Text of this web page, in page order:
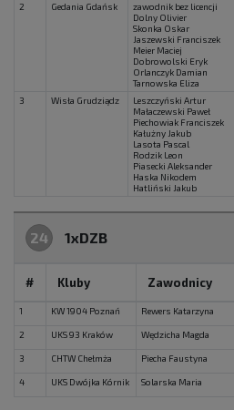
2 Gedania Gdańsk
zawodnik bez licencji
Dolny Olivier
Skonka Oskar
Jaszewski Franciszek
Meier Maciej
Dobrowolski Eryk
Orlanczyk Damian
Tarnowska Eliza
3 Wisła Grudziądz Leszczyński Artur
Małaczewski Paweł
Piechowiak Franciszek
Kałużny Jakub
Lasota Pascal
Rodzik Leon
Piasecki Aleksander
Haska Nikodem
Hatliński Jakub
24 1xDZB
# Kluby Zawodnicy
1 KW 1904 Poznań Rewers Katarzyna
2
UKS 93 Kraków Wędzicha Magda
3
CHTW Chełmża Piecha Faustyna
4
UKS Dwójka Kórnik Solarska Maria